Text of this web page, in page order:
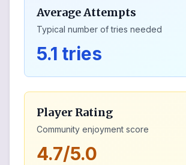
Average Attempts
Typical number of tries needed
5.1 tries
Player Rating
Community enjoyment score
4.7/5.0